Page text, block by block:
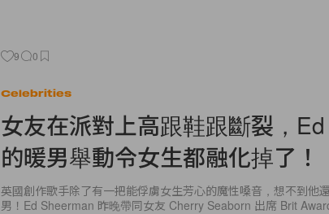
9 0
Celebrities
女友在派對上高跟鞋跟斷裂，
的暖男舉動令女生都融化掉了！
英國創作歌手除了有一把能俘虜女生芳心的魔性嗓音，想不到他
男！Ed Sheerman 昨晚帶同女友 Cherry Seaborn 出席 Brit